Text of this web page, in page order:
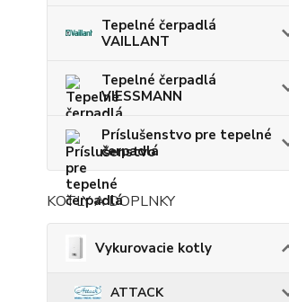
Tepelné čerpadlá
VAILLANT
Tepelné čerpadlá
VIESSMANN
Príslušenstvo pre tepelné
čerpadlá
KOTLY A DOPLNKY
Vykurovacie kotly
ATTACK